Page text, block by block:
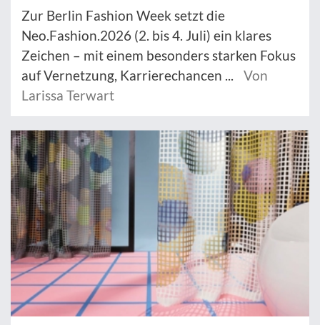
Zur Berlin Fashion Week setzt die
Neo.Fashion.2026 (2. bis 4. Juli) ein klares
Zeichen – mit einem besonders starken Fokus
auf Vernetzung, Karrierechancen ...
Von
Larissa Terwart